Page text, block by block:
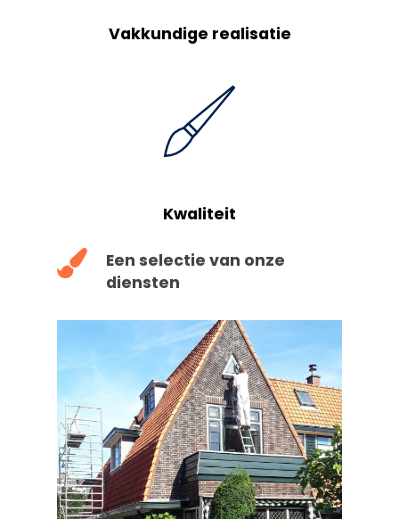
Vakkundige realisatie
Kwaliteit
Een selectie van onze
diensten